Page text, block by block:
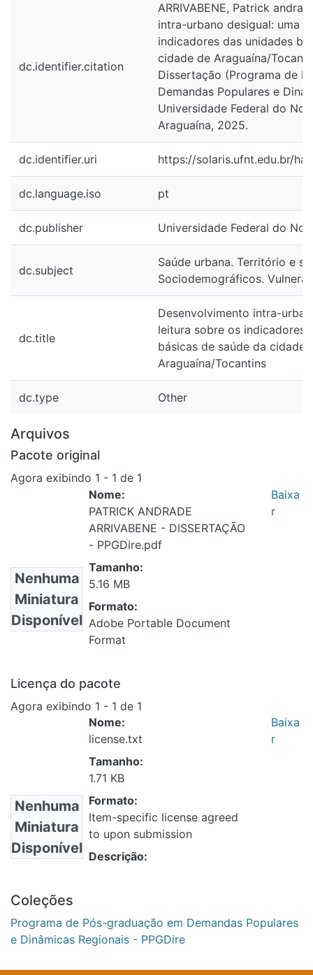
dc.identifier.citation
ARRIVABENE, Patrick
intra-urbano desigual: uma
indicadores das unidades
cidade de Araguaína/
Dissertação (Programa de
Demandas Populares e
Universidade Federal do
Araguaína, 2025.
dc.identifier.uri https://solaris.ufnt.edu.br/
dc.language.iso pt
dc.publisher Universidade Federal do
dc.subject
Saúde urbana. Território e
Sociodemográficos.
dc.title
Desenvolvimento intra-
leitura sobre os indicadores
básicas de saúde da cidade
Araguaína/Tocantins
dc.type Other
Arquivos
Pacote original
Agora exibindo 1 - 1 de 1
Nenhuma
Miniatura
Disponível
Nome:
PATRICK ANDRADE
ARRIVABENE - DISSERTAÇÃO
- PPGDire.pdf
Tamanho:
5.16 MB
Formato:
Adobe Portable Document
Format
Baixa
r
Licença do pacote
Agora exibindo 1 - 1 de 1
Nenhuma
Miniatura
Disponível
Nome:
license.txt
Tamanho:
1.71 KB
Formato:
Item-specific license agreed
to upon submission
Descrição:
Baixa
r
Coleções
Programa de Pós-graduação em Demandas Populares
e Dinâmicas Regionais - PPGDire